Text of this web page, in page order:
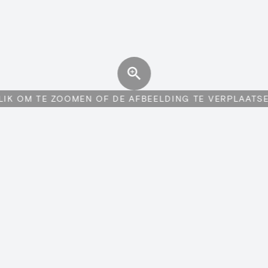
OM TE ZOOMEN OF DE AFBEELDING TE